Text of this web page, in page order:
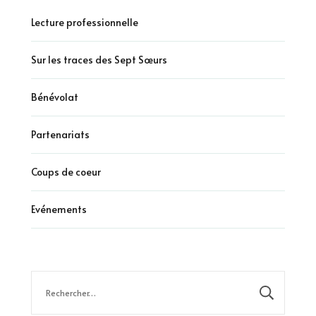
Lecture professionnelle
Sur les traces des Sept Sœurs
Bénévolat
Partenariats
Coups de coeur
Evénements